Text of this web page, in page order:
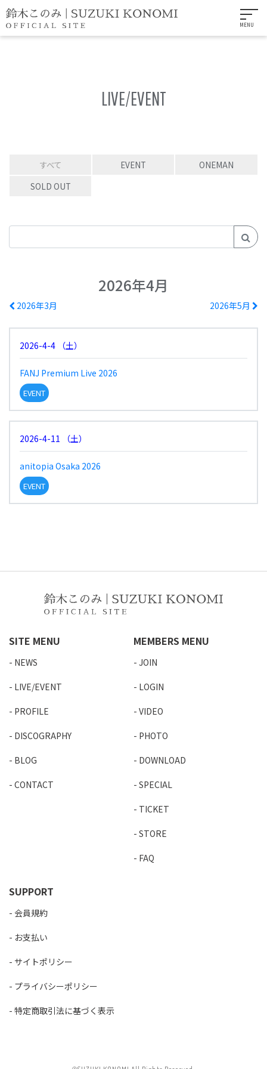
MENU
LIVE/EVENT
すべて EVENT
ONEMAN
SOLD OUT
2026年4月
2026年3月 2026年5月
2026-4-4 （土）
FANJ Premium Live 2026
EVENT
2026-4-11 （土）
anitopia Osaka 2026
EVENT
SITE MENU
NEWS
LIVE/EVENT
PROFILE
DISCOGRAPHY
BLOG
CONTACT
MEMBERS MENU
JOIN
LOGIN
VIDEO
PHOTO
DOWNLOAD
SPECIAL
TICKET
STORE
FAQ
SUPPORT
会員規約
お支払い
サイトポリシー
プライバシーポリシー
特定商取引法に基づく表示